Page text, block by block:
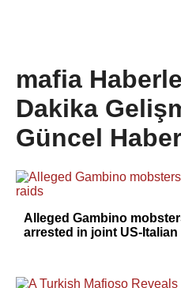
mafia
Dakika
Güncel
Alleged Gambino
arrested in joint US-Italian